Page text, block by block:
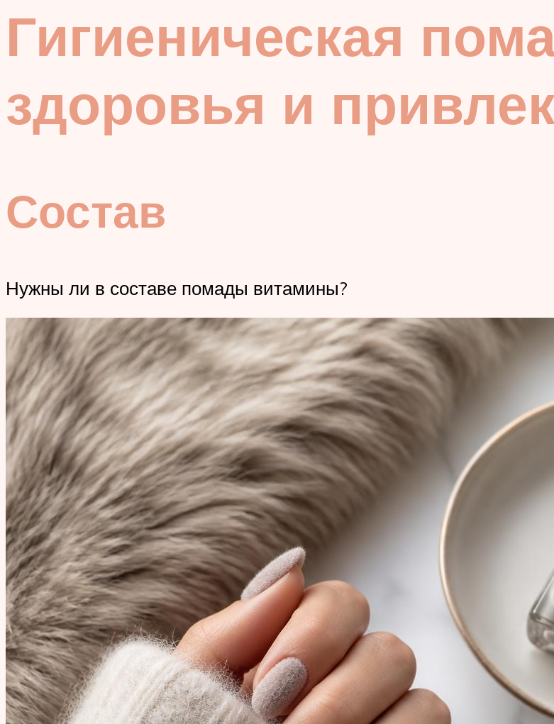
Гигиеническая
здоровья и
Состав
Нужны ли в составе помады витамины?